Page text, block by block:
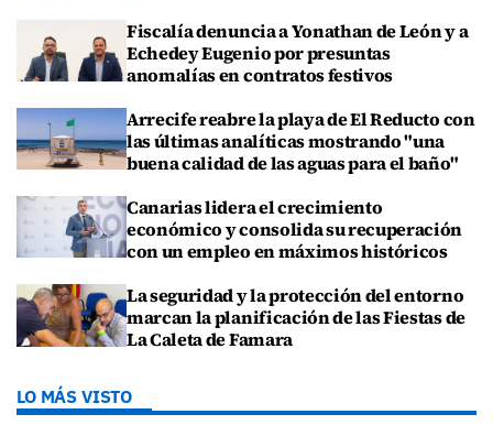
Fiscalía denuncia a Yonathan de León y a
Echedey Eugenio por presuntas
anomalías en contratos festivos
Arrecife reabre la playa de El Reducto con
las últimas analíticas mostrando "una
buena calidad de las aguas para el baño"
Canarias lidera el crecimiento
económico y consolida su recuperación
con un empleo en máximos históricos
La seguridad y la protección del entorno
marcan la planificación de las Fiestas de
La Caleta de Famara
LO MÁS VISTO